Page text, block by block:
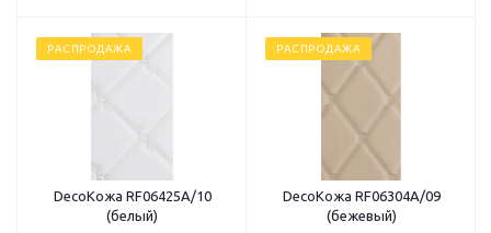
РАСПРОДАЖА
DecoКожа RF06425А/10
(белый)
РАСПРОДАЖА
DecoКожа RF06304А/09
(бежевый)